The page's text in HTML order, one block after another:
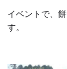
イベントで、
す。